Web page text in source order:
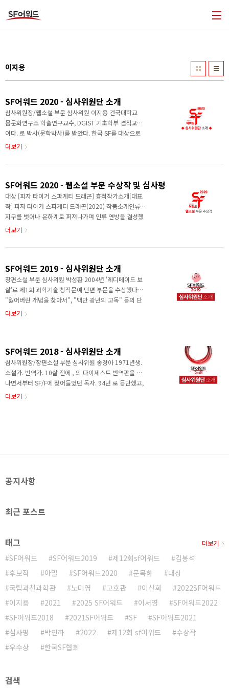
이지용
SF어워드 2020 - 심사위원단 소개
심사위원장/웹소설 부문 심사위원 이지용 건국대학교
몸문화연구소 학술연구교수, DGIST 기초학부 겸직교수
이다. 로 박사(문학박사)를 받았다. 한국 SF를 대상으로
한 연구와 비평 활동을 하고 있고, 대학에서 SF와 장르
분야 상임이사, 장르문학비평팀 텍스트릿 SF 비평 담당,
등이 있다. 2017년, 2018년 SF어워드 중·단편소설 부
문 심사위원, 2019년 SF어워드 웹소설 부문 심사위원,
제4회 한국과학문학상 심사위원을 역임했다. 장편소설
부문 심사위원장 이유미 스스로를 이과생이라고 믿으며
질이다’는 자기최면의 힘으로 카이스트에 진학..
더보기
SF어워드 2020 - 웹소설 부문 수상작 및 심사평
대상 [피자 타이거 스파게티 드래곤] 흉적작가소개[대표
작] 피자 타이거 스파게티 드래곤(2020) 작품소개인류는
지구를 벗어나 은하계로 퍼져나가며 인류 연방을 결성했
다. 주인공 빈우는 자신을 클론으로 알고 있으며 동료 클
하지만 인간을 공격할 수 없는 클론들은 알 수 없는 이유
체가 인간, 그것도 인류 연방군의 정보국 장교임을 알게
된다. 그리고 이 일에서부터 시작해 그는 인류의 미래가
걸린 대사건의 소용돌이 속으로 말려 들어가게 되는데.
우수상 [거대 인공지능 키우기] FromZ작가소개[대표작]
내 아이들이 우주에 들끓는다(2020) ..
더보기
SF어워드 2019 - 심사위원단 소개
장편소설 부문 심사위원 박성환 2004년 '레디메이드 보
살'로 제1회 과학기술 창작문예 단편 부문을 수상했다.
"잃어버린 개념을 찾아서", "백만 광년의 고독" 등의 단
편집에 표제작을 수록했다. 장편소설 부문 심사위원 이
열어주는 가능성과 인문학적 영감의 교집합인 SF에 빠
져 지낸 시간이 더 길었다. 기자로 사회생활을 시작해
웹/앱 서비스 기획자로 정체성을 굳혔다. 친구들과 철학
과 경제학 공부 모임을 하다가 책으로 본 걸 직접 테스트
해보자는 취지로 협동조합 롤링다이스를 설립했다. 당
시 한국 실정에는 SF적 사고실험이었던 ‘협동조합’을 현
더보기
SF어워드 2018 - 심사위원단 소개
심사위원장/장편소설 부문 심사위원 송경아 1971년생.
소설가. 번역가. 10살 전에 , 의 다이제스트 번역판을 만
나면서부터 SF/F에 젖어들었던 독자. 94년 로 등단했고,
같은 해 첫 소설집 《성교가 두 인간의 관계에 미치는 문
2013년 《누나가 사랑했든 내가 사랑했든》을 출간했
터 블러드머니', '카운트 제로', ..
더보기
공지사항
최근 포스트
태그
SF어워드 SF어워드2019 제12회sf어워드
김봉석
후보작
아밀 SF어워드2020 문목하
대상
국립과천과학관
노미영 고호관 이산화
2022SF어워드
이지용
2021 2025 SF어워드 이서영
SF어워드2022
SF어워드2018
2021SF어워드 SF
SF어워드2021
심사평
박인하 2022 제12회 sf어워드
수상작
우수상
한국SF협회
더보기
검색